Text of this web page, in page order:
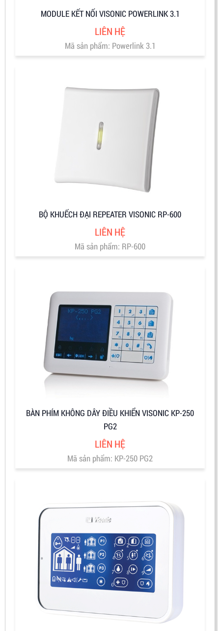
MODULE KẾT NỐI VISONIC POWERLINK 3.1
LIÊN HỆ
Mã sản phẩm: Powerlink 3.1
BỘ KHUẾCH ĐẠI REPEATER VISONIC RP-600
LIÊN HỆ
Mã sản phẩm: RP-600
BÀN PHÍM KHÔNG DÂY ĐIỀU KHIỂN VISONIC KP-250
PG2
LIÊN HỆ
Mã sản phẩm: KP-250 PG2